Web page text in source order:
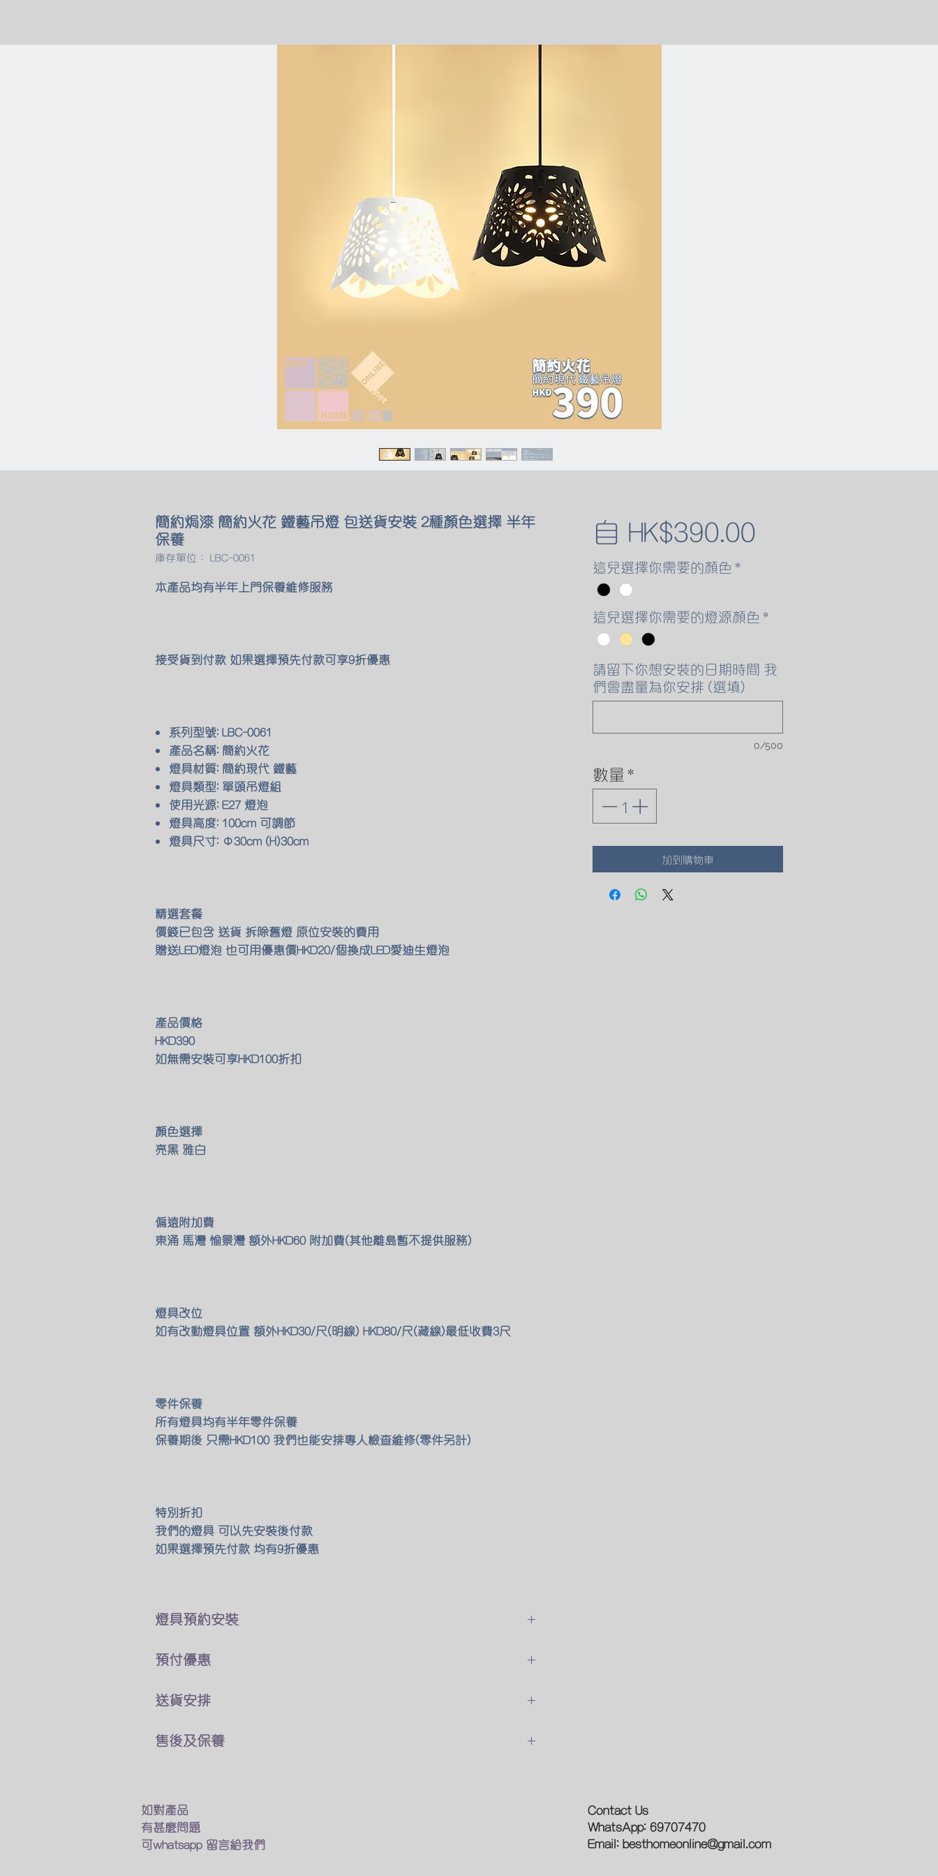
簡約焗漆 簡約火花 鐵藝吊燈 包送貨安裝 2種顏色選擇 半年
保養
庫存單位： LBC-0061
本產品均有半年上門保養維修服務
接受貨到付款 如果選擇預先付款可享9折優惠
系列型號: LBC-0061
產品名稱: 簡約火花
燈具材質: 簡約現代 鐵藝
燈具類型: 單頭吊燈組
使用光源: E27 燈泡
燈具高度: 100cm 可調節
燈具尺寸: Φ30cm (H)30cm
精選套餐
價錢已包含 送貨 拆除舊燈 原位安裝的費用
贈送LED燈泡 也可用優惠價HKD20/個換成LED愛迪生燈泡
產品價格
HKD390
如無需安裝可享HKD100折扣
顏色選擇
亮黑 雅白
偏遠附加費
東涌 馬灣 愉景灣 額外HKD60 附加費(其他離島暫不提供服務)
燈具改位
如有改動燈具位置 額外HKD30/尺(明線) HKD80/尺(藏線)最低收費3尺
零件保養
所有燈具均有半年零件保養
保養期後 只需HKD100 我們也能安排專人檢查維修(零件另計)
特別折扣
我們的燈具 可以先安裝後付款
如果選擇預先付款 均有9折優惠
燈具預約安裝
價錢巳經包了折除舊燈 及原位安裝的費用
費用可於安裝後付現
如有其他疑問及特別安裝需求
​觀迎找我們的客戶服務業員討論
預付優惠
及預先付款兩種付款方式
預先付款可享有9折優惠
Payme
Wechat Pay
​支付寶(香港)
送貨安排
專人送貨上門 馬上進行安裝
在閣下面前試用燈具
確保送到你手的貨品能完美運作
售後及保養
我們會有專人上門維修及更換
保養期後如果需要維修及更換光源
也可以找我們的客戶服務員
自 HK$390.00促
格
這兒選擇你需要的顏色 *
這兒選擇你需要的燈源顏色 *
請留下你想安裝的日期時間 我
們會盡量為你安排 (選填)
0/500
數量 *
加到購物車
如對產品
有甚麼問題
可whatsapp 留言給我們
Contact Us
WhatsApp: 69707470
Email: besthomeonline@gmail.com